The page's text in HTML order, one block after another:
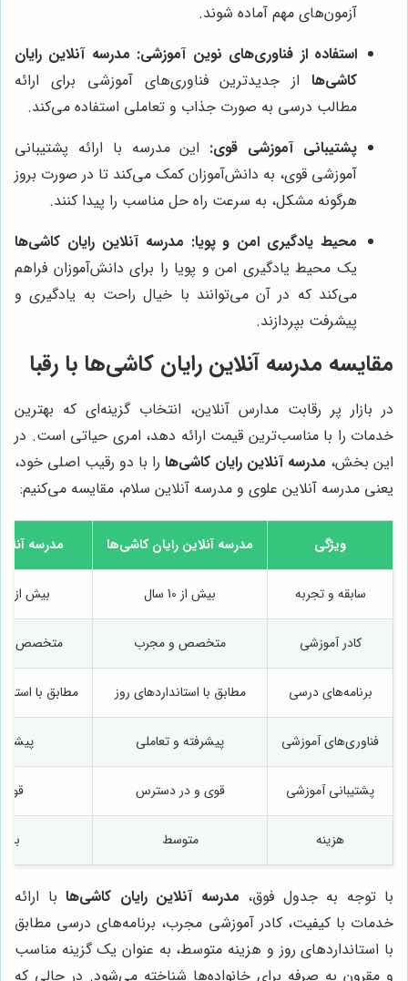
آزمون‌های مهم آماده شوند.
استفاده از فناوری‌های نوین آموزشی: مدرسه آنلاین رایان
کاشی‌ها از جدیدترین فناوری‌های آموزشی برای ارائه
مطالب درسی به صورت جذاب و تعاملی استفاده می‌کند.
پشتیبانی آموزشی قوی: این مدرسه با ارائه پشتیبانی
آموزشی قوی، به دانش‌آموزان کمک می‌کند تا در صورت بروز
هرگونه مشکل، به سرعت راه حل مناسب را پیدا کنند.
محیط یادگیری امن و پویا: مدرسه آنلاین رایان کاشی‌ها
یک محیط یادگیری امن و پویا را برای دانش‌آموزان فراهم
می‌کند که در آن می‌توانند با خیال راحت به یادگیری و
پیشرفت بپردازند.
مقایسه مدرسه آنلاین رایان کاشی‌ها با رقبا
در بازار پر رقابت مدارس آنلاین، انتخاب گزینه‌ای که بهترین
خدمات را با مناسب‌ترین قیمت ارائه دهد، امری حیاتی است. در
این بخش، مدرسه آنلاین رایان کاشی‌ها را با دو رقیب اصلی خود،
یعنی مدرسه آنلاین علوی و مدرسه آنلاین سلام، مقایسه می‌کنیم:
ویژگی مدرسه آنلاین رایان کاشی‌ها مدرسه
سابقه و تجربه بیش از 10 سال بیش از 20 سال
کادر آموزشی متخصص و مجرب متخصص و
برنامه‌های درسی مطابق با استانداردهای روز مطابق با
فناوری‌های آموزشی پیشرفته و تعاملی
پشتیبانی آموزشی قوی و در دسترس قوی
هزینه متوسط بالا
با توجه به جدول فوق، مدرسه آنلاین رایان کاشی‌ها با ارائه
خدمات با کیفیت، کادر آموزشی مجرب، برنامه‌های درسی مطابق
با استانداردهای روز و هزینه متوسط، به عنوان یک گزینه مناسب
و مقرون به صرفه برای خانواده‌ها شناخته می‌شود. در حالی که